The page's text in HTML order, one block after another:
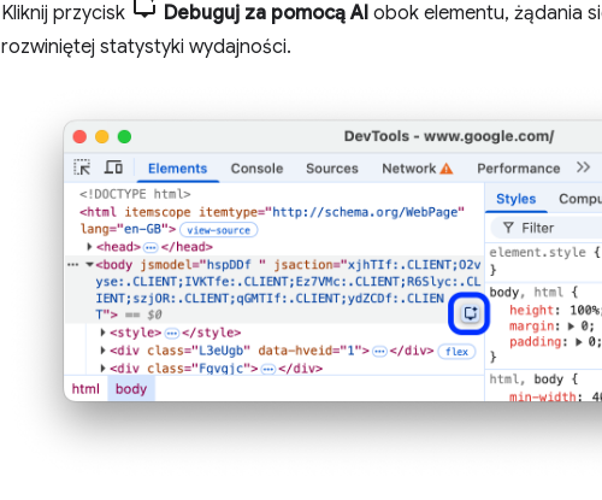
Kliknij przycisk Debuguj za pomocą AI obok elementu, żądania
rozwiniętej statystyki wydajności.